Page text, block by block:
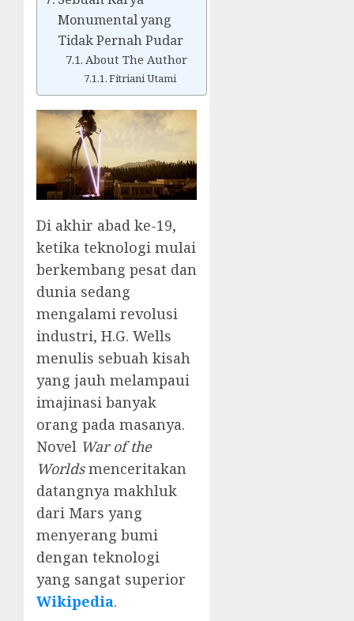
Monumental yang
Tidak Pernah Pudar
About The Author
Fitriani Utami
Di akhir abad ke-19,
ketika teknologi mulai
berkembang pesat dan
dunia sedang
mengalami revolusi
industri, H.G. Wells
menulis sebuah kisah
yang jauh melampaui
imajinasi banyak
orang pada masanya.
Novel War of the
Worldsmenceritakan
datangnya makhluk
dari Mars yang
menyerang bumi
dengan teknologi
yang sangat superior
Wikipedia.